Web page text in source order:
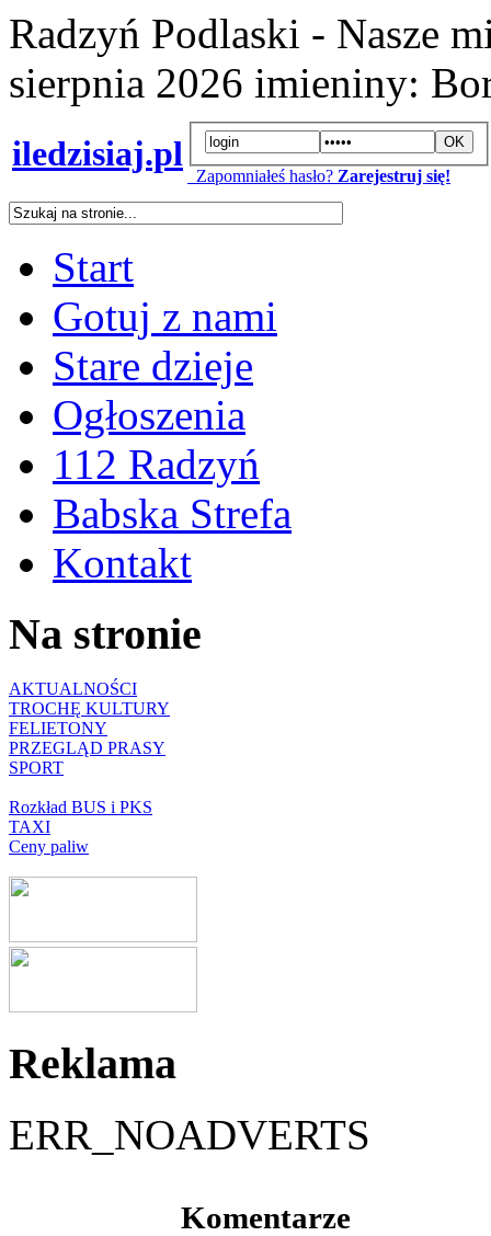
Radzyń Podlaski - Nasze
sierpnia 2026 imieniny:
iledzisiaj.pl
Zapomniałeś hasło? Zarejestruj się!
Start
Gotuj z nami
Stare dzieje
Ogłoszenia
112 Radzyń
Babska Strefa
Kontakt
Na stronie
AKTUALNOŚCI
TROCHĘ KULTURY
FELIETONY
PRZEGLĄD PRASY
SPORT
Rozkład BUS i PKS
TAXI
Ceny paliw
Reklama
ERR_NOADVERTS
Komentarze